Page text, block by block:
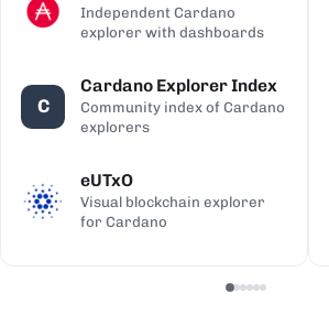
Independent Cardano
explorer with dashboards
C
Cardano Explorer Index
Community index of Cardano
explorers
eUTxO
Visual blockchain explorer
for Cardano